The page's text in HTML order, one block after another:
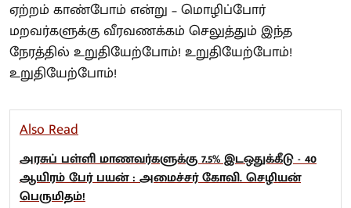
ஏற்றம் காண்போம் என்று – மொழிப்போர்
மறவர்களுக்கு வீரவணக்கம் செலுத்தும் இந்த
நேரத்தில் உறுதியேற்போம்! உறுதியேற்போம்!
உறுதியேற்போம்!
Also Read
அரசுப் பள்ளி மாணவர்களுக்கு 7.5% இடஒதுக்கீடு - 40
ஆயிரம் பேர் பயன் : அமைச்சர் கோவி. செழியன்
பெருமிதம்!